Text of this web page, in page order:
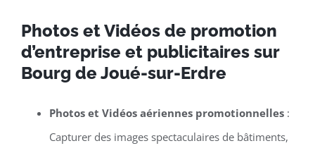
Photos et Vidéos de promotion
d’entreprise et publicitaires sur
Bourg de Joué-sur-Erdre
Photos et Vidéos aériennes promotionnelles:
Capturer des images spectaculaires de bâtiments,